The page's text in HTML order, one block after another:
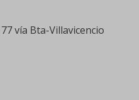
vía Bta-Villavicencio